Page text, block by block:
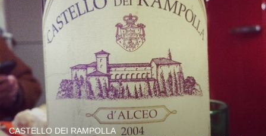
CASTELLO DEI RAMPOLLA